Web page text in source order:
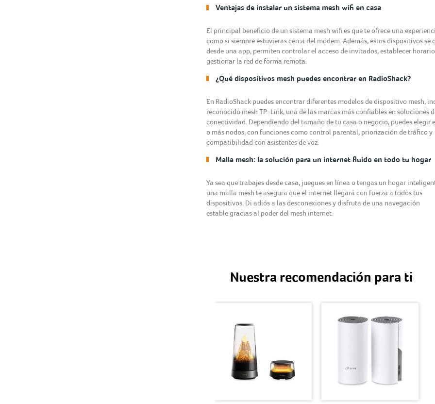
Ventajas de instalar un sistema mesh wifi en casa
El principal beneficio de un sistema mesh wifi es que te ofrece una
como si siempre estuvieras cerca del módem. Además, estos dispositivos
desde una app, permiten controlar el acceso de invitados, establecer
gestionar la red de forma remota.
¿Qué dispositivos mesh puedes encontrar en RadioShack?
En RadioShack puedes encontrar diferentes modelos de dispositivo mesh,
reconocido mesh TP-Link, una de las marcas más confiables en soluciones
conectividad. Dependiendo del tamaño de tu casa o negocio, puedes elegir
o más nodos, con funciones como control parental, priorización de tráfico y
compatibilidad con asistentes de voz.
Malla mesh: la solución para un internet fluido en todo tu hogar
Ya sea que trabajes desde casa, juegues en línea o tengas un hogar
una malla mesh te asegura que el internet llegará con fuerza a todos tus
dispositivos. Di adiós a las desconexiones y disfruta de una navegación
estable gracias al poder del mesh internet.
Nuestra recomendación para ti